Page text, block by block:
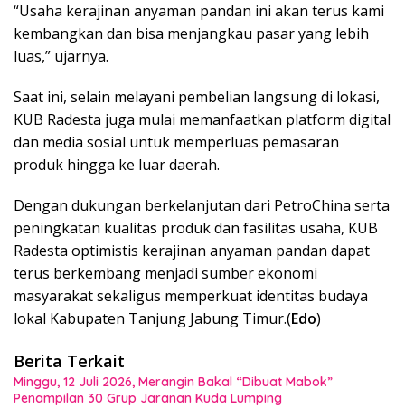
“Usaha kerajinan anyaman pandan ini akan terus kami
kembangkan dan bisa menjangkau pasar yang lebih
luas,” ujarnya.
Saat ini, selain melayani pembelian langsung di lokasi,
KUB Radesta juga mulai memanfaatkan platform digital
dan media sosial untuk memperluas pemasaran
produk hingga ke luar daerah.
Dengan dukungan berkelanjutan dari PetroChina serta
peningkatan kualitas produk dan fasilitas usaha, KUB
Radesta optimistis kerajinan anyaman pandan dapat
terus berkembang menjadi sumber ekonomi
masyarakat sekaligus memperkuat identitas budaya
lokal Kabupaten Tanjung Jabung Timur.(Edo)
Berita Terkait
Minggu, 12 Juli 2026, Merangin Bakal “Dibuat Mabok”
Penampilan 30 Grup Jaranan Kuda Lumping